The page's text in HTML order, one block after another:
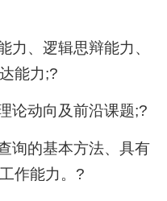
、逻辑思辩能力、
能力;?
动向及前沿课题;?
的基本方法、具有
作能力。?